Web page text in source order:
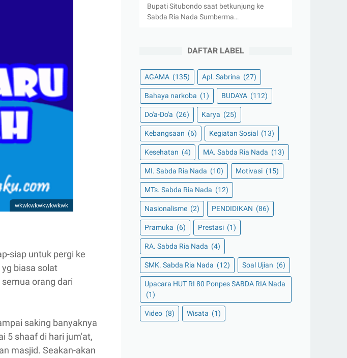
wkwkwkwkwkwkwk
siap untuk pergi ke
biasa solat
orang dari
saking banyaknya
5 shaaf di hari jum'at,
masjid. Seakan-akan
Bupati Situbondo saat betkunjung ke
Sabda Ria Nada Sumberma…
DAFTAR LABEL
AGAMA (135) Apl. Sabrina (27)
Bahaya narkoba (1) BUDAYA (112)
Do'a-Do'a (26) Karya (25)
Kebangsaan (6) Kegiatan Sosial (13)
Kesehatan (4) MA. Sabda Ria Nada (13)
MI. Sabda Ria Nada (10) Motivasi (15)
MTs. Sabda Ria Nada (12)
Nasionalisme (2) PENDIDIKAN (86)
Pramuka (6) Prestasi (1)
RA. Sabda Ria Nada (4)
SMK. Sabda Ria Nada (12) Soal Ujian (6)
Upacara HUT RI 80 Ponpes SABDA RIA Nada
(1)
Video (8) Wisata (1)